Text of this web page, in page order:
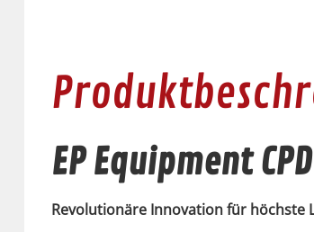
EP Equipment
Rev­o­lu­tionäre Inno­va­tion für höch­ste